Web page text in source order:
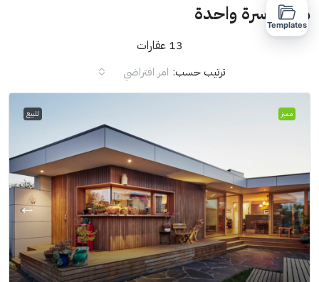
منزل لأسرة واحدة
13 عقارات
ترتيب حسب: امر افتراضي
مميز للبيع
Templates